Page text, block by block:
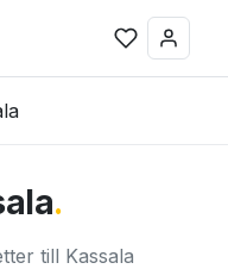
.
till Kassala